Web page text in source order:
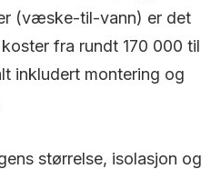
(væske-til-vann) er det
fra rundt 170 000 til
inkludert montering og
størrelse, isolasjon og